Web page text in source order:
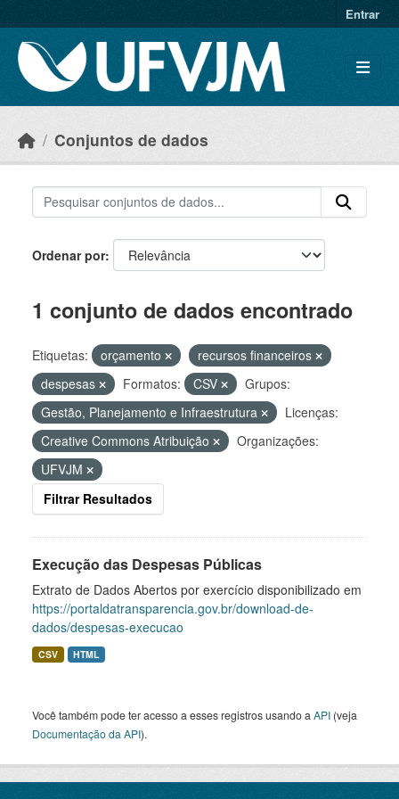
Entrar
Conjuntos de dados
Ordenar por
1 conjunto de dados encontrado
Etiquetas: orçamento
recursos financeiros
despesas
Formatos: CSV
Grupos:
Gestão, Planejamento e Infraestrutura
Licenças:
Creative Commons Atribuição
Organizações:
UFVJM
Filtrar Resultados
Execução das Despesas Públicas
Extrato de Dados Abertos por exercício disponibilizado em
https://portaldatransparencia.gov.br/download-de-
dados/despesas-execucao
CSV HTML
Você também pode ter acesso a esses registros usando a API (veja
Documentação da API).